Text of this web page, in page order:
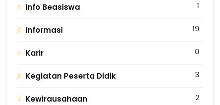
Info Beasiswa 1
Informasi 19
Karir 0
Kegiatan Peserta Didik 3
Kewirausahaan 2